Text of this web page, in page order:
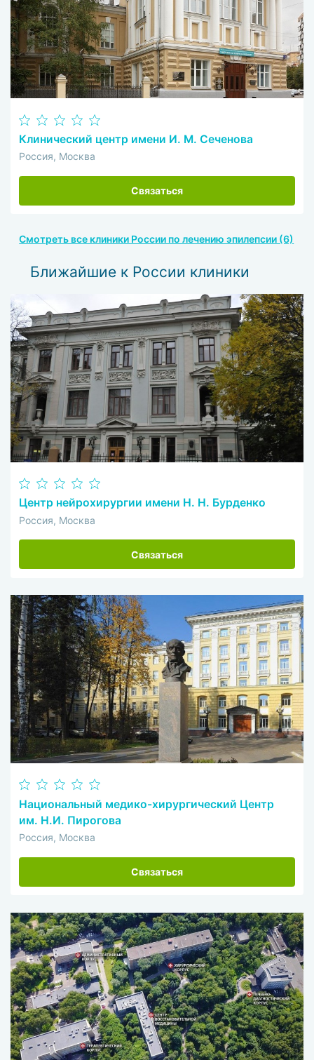
Клинический центр имени И. М. Сеченова
Россия, Москва
Связаться
Смотреть все клиники России по лечению эпилепсии (6)
Ближайшие к России клиники
Центр нейрохирургии имени Н. Н. Бурденко
Россия, Москва
Связаться
Национальный медико-хирургический Центр
им. Н.И. Пирогова
Россия, Москва
Связаться